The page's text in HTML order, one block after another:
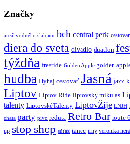
Značky
areál vodného slalomu beh central perk
diera do sveta divadlo duatlon
týždňa freeride Golden Apple golden
hudba Hybaj cestovať Jasná jazz
Liptov Liptov Ride liptovsky mikulas
talenty LiptovskéTalenty LiptovŽije LNJH
chata party pivo reduta Retro Bar route
up stop shop súťaž tanec trhy veronika